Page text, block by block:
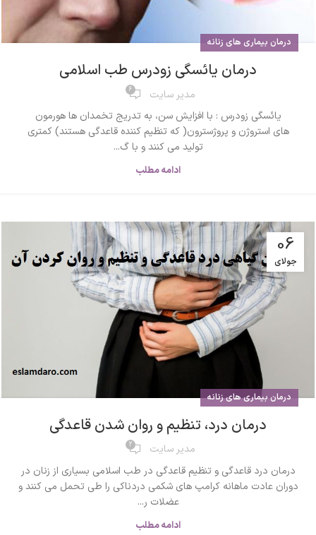
درمان بیماری های زنانه
درمان یائسگی زودرس طب اسلامی
مدیر سایت 6
یائسگی زودرس : با افزایش سن، به تدریج تخمدان ها هورمون
های استروژن و پروژسترون( که تنظیم کننده قاعدگی هستند) کمتری
تولید می کنند و با گ...
ادامه مطلب
06
جولای
درمان بیماری های زنانه
درمان درد، تنظیم و روان شدن قاعدگی
مدیر سایت 2
درمان درد قاعدگی و تنظیم قاعدگی در طب اسلامی بسیاری از زنان در
دوران عادت ماهانه کرامپ های شکمی دردناکی را طی تحمل می کنند و
عضلات ر...
ادامه مطلب